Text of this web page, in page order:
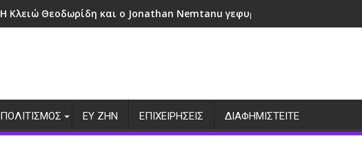
Η Κλειώ Θεοδωρίδη και ο Jonathan Nemtanu γεφυρώνουν πολιτισμούς
ΠΟΛΙΤΙΣΜΟΣ ΕΥ ΖΗΝ ΕΠΙΧΕΙΡΗΣΕΙΣ ΔΙΑΦΗΜΙΣΤΕΙΤΕ